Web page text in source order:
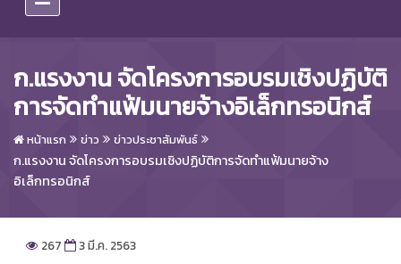
ก.แรงงาน จัดโครงการอบรมเชิงปฏิบัติ
การจัดทำแฟ้มนายจ้างอิเล็กทรอนิกส์
หน้าแรก ข่าว ข่าวประชาสัมพันธ์
ก.แรงงาน จัดโครงการอบรมเชิงปฏิบัติการจัดทำแฟ้มนายจ้าง
อิเล็กทรอนิกส์
267 3 มี.ค. 2563